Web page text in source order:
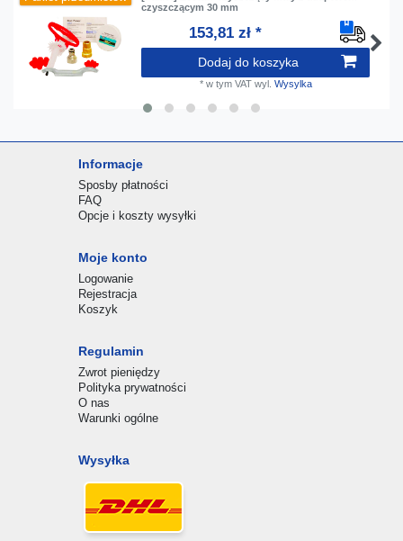
czyszczącym 30 mm
153,81 zł *
Dodaj do koszyka
* w tym VATwyl. Wysylka
Informacje
Sposby płatności
FAQ
Opcje i koszty wysyłki
Moje konto
Logowanie
Rejestracja
Koszyk
Regulamin
Zwrot pieniędzy
Polityka prywatności
O nas
Warunki ogólne
Wysyłka